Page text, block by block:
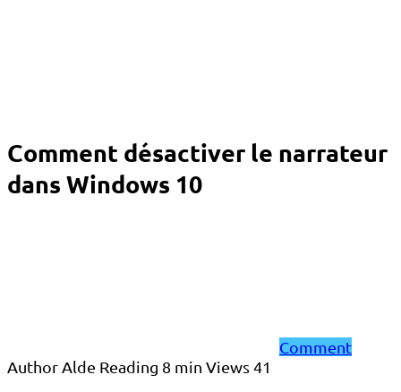
Comment désactiver le narrateur
dans Windows 10
Comment
AuthorAlde Reading 8 min Views41